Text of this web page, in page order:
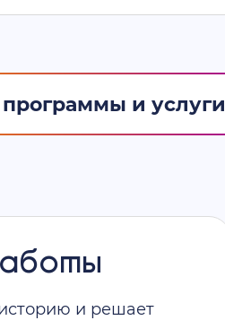
программы и услуги
и решает